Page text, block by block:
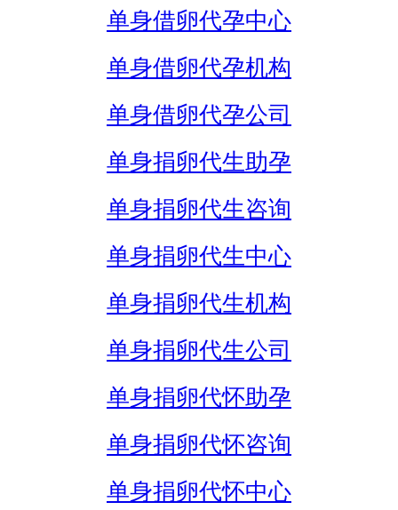
单身借卵代孕中心
单身借卵代孕机构
单身借卵代孕公司
单身捐卵代生助孕
单身捐卵代生咨询
单身捐卵代生中心
单身捐卵代生机构
单身捐卵代生公司
单身捐卵代怀助孕
单身捐卵代怀咨询
单身捐卵代怀中心